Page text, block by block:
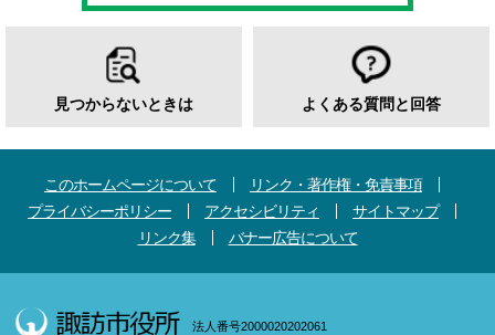
見つからないときは よくある質問と回答
このホームページについて
リンク・著作権・免責事項
プライバシーポリシー
アクセシビリティ
サイトマップ
リンク集
バナー広告について
法人番号2000020202061